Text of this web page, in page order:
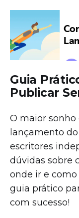
Guia
Publicar
O maior sonho
lançamento
escritores
dúvidas sobre
onde ir e
guia prático
com sucesso!